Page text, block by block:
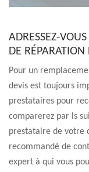
ADRESSEZ-
DE RÉPARATION
Pour un
devis est toujours
prestataires pour
comparerez par ls
prestataire de votre
recommandé de
expert à qui vous